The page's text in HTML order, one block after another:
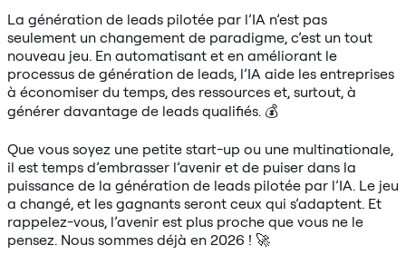
La génération de leads pilotée par l’IA n’est pas
seulement un changement de paradigme, c’est un tout
nouveau jeu. En automatisant et en améliorant le
processus de génération de leads, l’IA aide les entreprises
à économiser du temps, des ressources et, surtout, à
générer davantage de leads qualifiés. 💰
Que vous soyez une petite start-up ou une multinationale,
il est temps d’embrasser l’avenir et de puiser dans la
puissance de la génération de leads pilotée par l’IA. Le jeu
a changé, et les gagnants seront ceux qui s’adaptent. Et
rappelez-vous, l’avenir est plus proche que vous ne le
pensez. Nous sommes déjà en 2026 ! 🚀